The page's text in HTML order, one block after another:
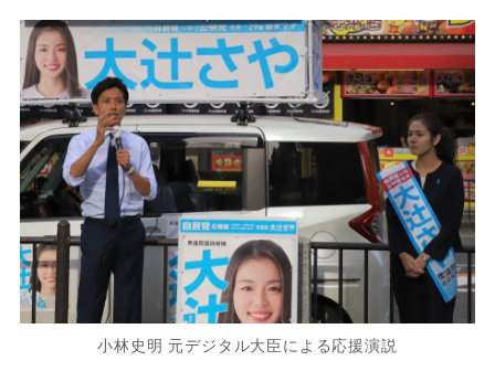
小林史明 元デジタル大臣による応援演説